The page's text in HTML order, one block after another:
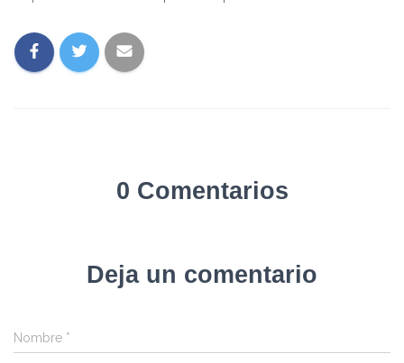
0 Comentarios
Deja un comentario
Nombre *